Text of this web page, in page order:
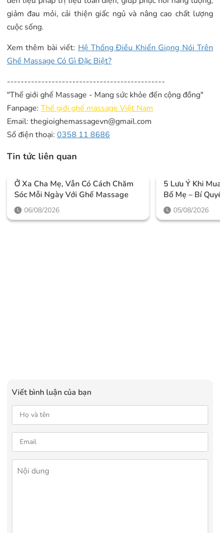
giảm đau mỏi, cải thiện giấc ngủ và nâng cao chất lượng
cuộc sống.
Xem thêm bài viết: Hệ Thống Điều Khiển Giọng Nói Trên
Ghế Massage Có Gì Đặc Biệt?
----------------------------------------------
"Thế giới ghế Massage - Mang sức khỏe đến cộng đồng"
Fanpage: Thế giới ghế massage Việt Nam
Email: thegioighemassagevn@gmail.com
Số điện thoại: 0358 11 8686
Tin tức liên quan
Ở Xa Cha Mẹ, Vẫn Có Cách Chăm
Sóc Mỗi Ngày Với Ghế Massage
06/08/2026
5 Lưu Ý Khi
Bố Mẹ – Bí
Chăm Sóc Sức
05/08/2026
Viết bình luận của bạn